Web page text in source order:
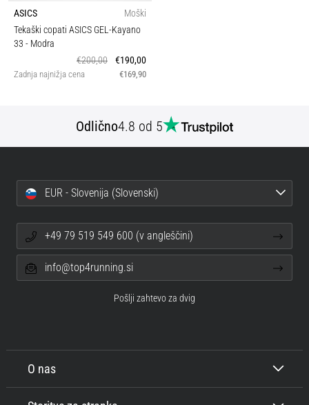
ASICS
Moški
Tekaški copati ASICS GEL-Kayano
33 - Modra
€200,00
€190,00
Zadnja najnižja cena €169,90
Odlično4.8 od 5
O nas
EUR - Slovenija (Slovenski)
+49 79 519 549 600 (v angleščini)
info@top4running.si
Pošlji zahtevo za dvig